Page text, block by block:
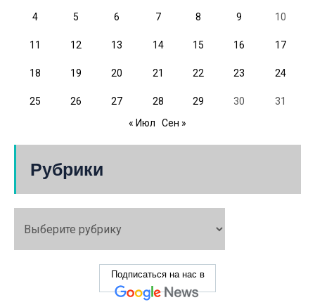
4 5 6 7 8 9 10
11 12 13 14 15 16 17
18 19 20 21 22 23 24
25 26 27 28 29 30
31
« Июл
Сен »
Рубрики
Подписаться на нас в